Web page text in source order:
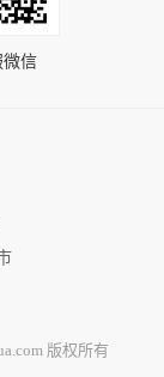
微信
版权所有